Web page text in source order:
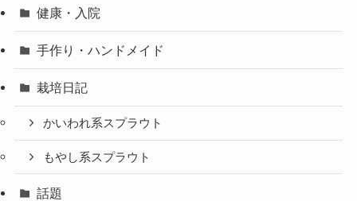
健康・入院
手作り・ハンドメイド
栽培日記
かいわれ系スプラウト
もやし系スプラウト
話題